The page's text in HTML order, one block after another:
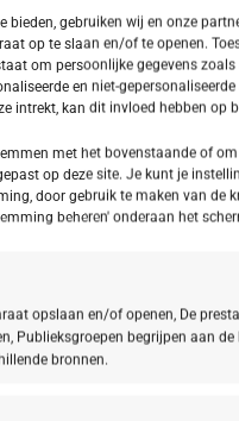
bieden, gebruiken wij en onze
op te slaan en/of te openen.
om persoonlijke gegevens
en niet-
intrekt, kan dit invloed hebben op
met het bovenstaande of
op deze site. Je kunt je
door gebruik te maken van de
beheren' onderaan het
opslaan en/of openen, De
Publieksgroepen begrijpen aan
bronnen.
BABOR